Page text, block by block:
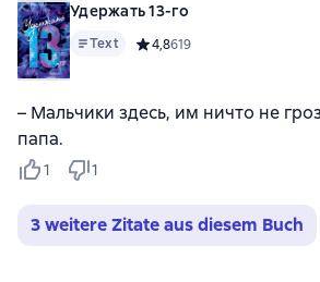
Удержать 13-го
Text Средний рейтинг 4,8 на
4,8619
– Мальчики здесь, им ничто не
папа.
1 1
3 weitere Zitate aus diesem Buch